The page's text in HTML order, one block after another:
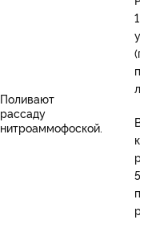
Поливают
рассаду
нитроаммофоской.
1
50